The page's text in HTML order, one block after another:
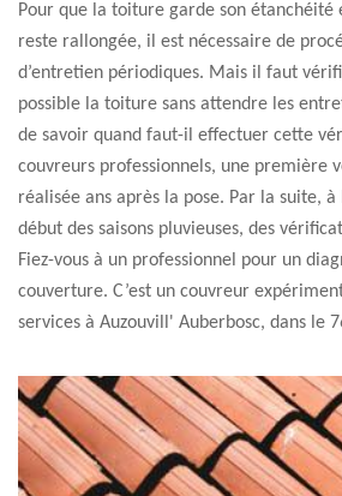
Pour que la toiture garde son étanchéité
reste rallongée, il est nécessaire de
d’entretien périodiques. Mais il faut
possible la toiture sans attendre les
de savoir quand faut-il effectuer cette
couvreurs professionnels, une première
réalisée ans après la pose. Par la suite,
début des saisons pluvieuses, des
Fiez-vous à un professionnel pour un
couverture. C’est un couvreur
services à Auzouvill' Auberbosc, dans le